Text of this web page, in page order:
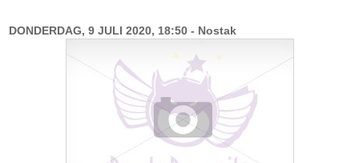
DONDERDAG, 9 JULI 2020, 18:50 - Nostak